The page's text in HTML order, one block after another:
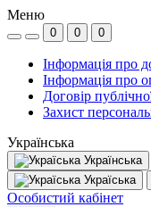
Меню
0 0 0
Інформація про
Інформація про
Договір
Захист
Українська
Українська
Україська
Особистий кабінет